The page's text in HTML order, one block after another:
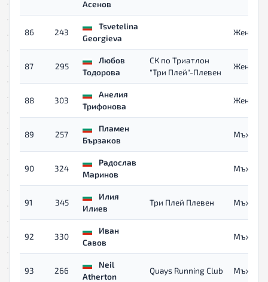
Асенов
86 243
Tsvetelina
Georgieva
Жени
87 295
Любов
Тодорова
СК по Триатлон
"Три Плей"-Плевен
Жени
88 303
Анелия
Трифонова
Жени
89 257
Пламен
Бързаков
Мъже
90 324
Радослав
Маринов
Мъже
91 345
Илия
Илиев
Три Плей Плевен Мъже
92 330
Иван
Савов
Мъже
93 266
Neil
Atherton
Quays Running Club Мъже